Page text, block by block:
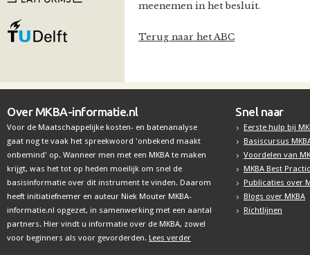
meenemen in het besluit.
Terug naar het ABC
Over MKBA-informatie.nl
Voor de Maatschappelijke kosten- en batenanalyse
gaat nog te vaak het spreekwoord 'onbekend maakt
onbemind' op. Wanneer men met een MKBA te maken
krijgt, was het tot op heden moeilijk om snel de
basisinformatie over dit instrument te vinden. Daarom
heeft initiatiefnemer en auteur Niek Mouter MKBA-
informatie.nl opgezet, in samenwerking met een aantal
partners. Hier vindt u informatie over de MKBA, zowel
voor beginners als voor gevorderden. Lees verder
Snel naar
Eerste hulp bij
Basiscursus
Voordelen van
MKBA Best
Publicaties over
Blogs over MKBA
Richtlijnen